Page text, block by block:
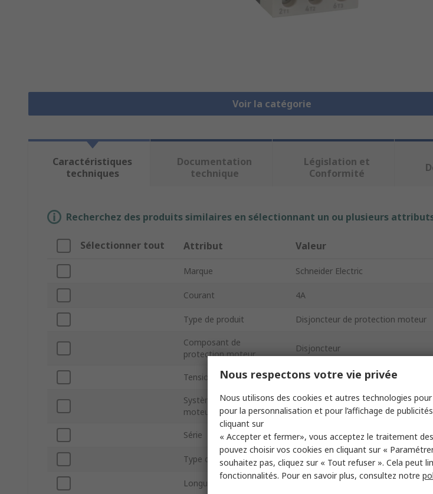
Voir la catégorie
Caractéristiques
techniques
Documentation
technique
Législation et
Conformité
Recherchez des produits similaires en sélectionnant un ou plusieurs
Sélectionner tout Attribut Valeur
Marque Schneider Electric
Courant 4A
Type de produit Disjoncteur de protection moteur
Composant de
protection moteur
Disjoncteur
Tension d'alimentation 690V
Système de protection
moteur
Disjoncteur de protection moteur
Série TeSyS GV
Type de détection Thermique-magnétique
Longueur hors tout
Nous respectons votre vie privée
Nous utilisons des cookies et autres technologies
pour la personnalisation et pour l’affichage de
cliquant sur
« Accepter et fermer», vous acceptez le traitement
pouvez choisir vos cookies en cliquant sur «
souhaitez pas, cliquez sur « Tout refuser ». Cela peut
fonctionnalités. Pour en savoir plus, consultez notre